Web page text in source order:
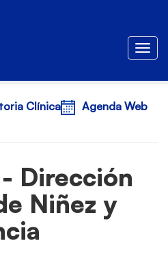
Clínica Agenda Web
Dirección
Niñez y